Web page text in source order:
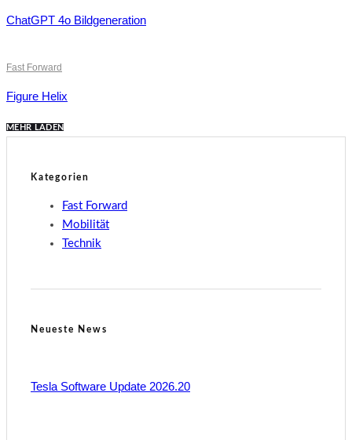
ChatGPT 4o Bildgeneration
Fast Forward
Figure Helix
MEHR LADEN
Kategorien
Fast Forward
Mobilität
Technik
Neueste News
Tesla Software Update 2026.20